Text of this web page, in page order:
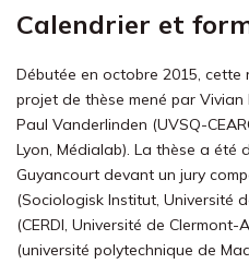
Calendrier et
Débutée en octobre 2015, cette
projet de thèse mené par
Paul Vanderlinden (UVSQ-
Lyon, Médialab). La thèse a été
Guyancourt devant un jury
(Sociologisk Institut, Université
(CERDI, Université de
(université polytechnique de